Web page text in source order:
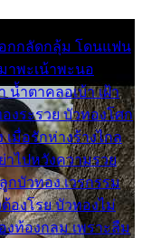
อกกลัดกลุ้ม โดนแฟน
าพะเน้าพะนอ
น้ำตาคลอเบ้า เฝ้า
งระรวย บัวทองโศก
เมื่อรักห่างร้างไกล
ไปหวังความรวย
กบัวทอง เวรกรรม
องโรย บัวทองไม่
ท้องกลม เพราะลืม